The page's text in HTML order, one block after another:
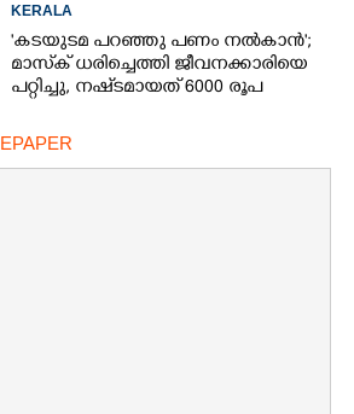
KERALA
'കടയുടമ പറഞ്ഞു പണം നൽകാൻ';
മാസ്‌ക് ധരിച്ചെത്തി ജീവനക്കാരിയെ
പറ്റിച്ചു, നഷ്‌ടമായത് 6000 രൂപ
EPAPER